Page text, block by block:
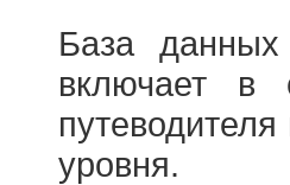
База
включает в
уровня.